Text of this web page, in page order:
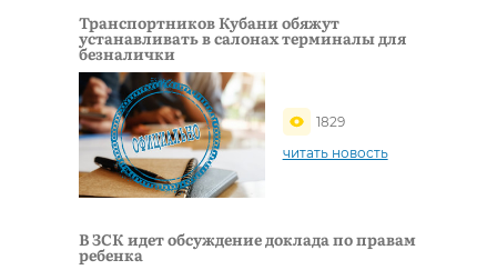
Транспортников Кубани обяжут
устанавливать в салонах терминалы для
безналички
1829
читать новость
В ЗСК идет обсуждение доклада по правам
ребенка